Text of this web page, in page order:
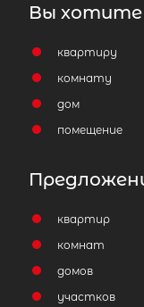
Вы хотите
квартиру
комнату
дом
помещение
квартир
комнат
домов
участков